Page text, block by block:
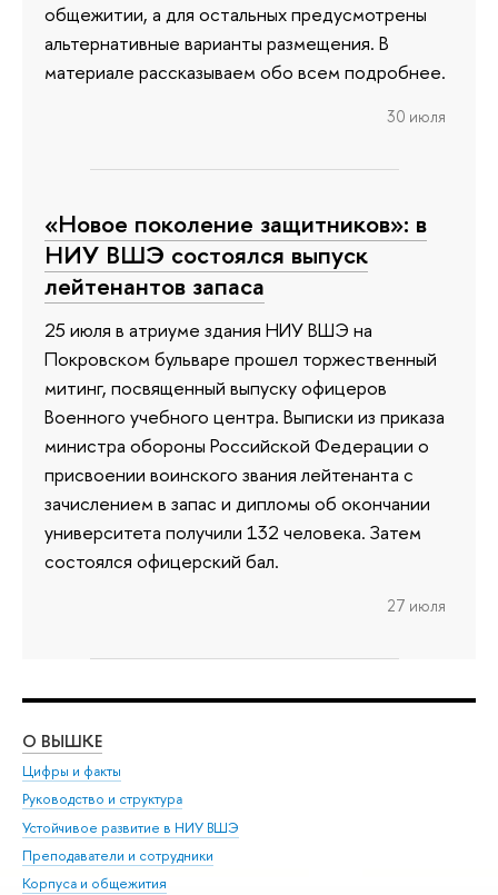
общежитии, а для остальных предусмотрены
альтернативные варианты размещения. В
материале рассказываем обо всем подробнее.
30 июля
«Новое поколение защитников»: в
НИУ ВШЭ состоялся выпуск
лейтенантов запаса
25 июля в атриуме здания НИУ ВШЭ на
Покровском бульваре прошел торжественный
митинг, посвященный выпуску офицеров
Военного учебного центра. Выписки из приказа
министра обороны Российской Федерации о
присвоении воинского звания лейтенанта с
зачислением в запас и дипломы об окончании
университета получили 132 человека. Затем
состоялся офицерский бал.
27 июля
О ВЫШКЕ
Цифры и факты
Руководство и структура
Устойчивое развитие в НИУ ВШЭ
Преподаватели и сотрудники
Корпуса и общежития